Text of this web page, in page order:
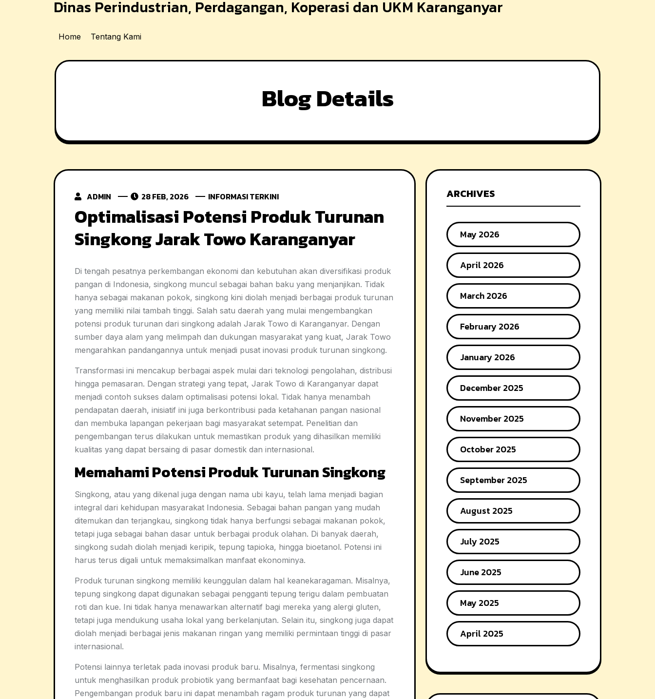
Dinas Perindustrian, Perdagangan, Koperasi dan UKM Karanganyar
Home Tentang Kami
Blog Details
ADMIN 28 FEB, 2026 INFORMASI TERKINI
Optimalisasi Potensi Produk Turunan
Singkong Jarak Towo Karanganyar
Di tengah pesatnya perkembangan ekonomi dan kebutuhan akan diversifikasi produk
pangan di Indonesia, singkong muncul sebagai bahan baku yang menjanjikan. Tidak
hanya sebagai makanan pokok, singkong kini diolah menjadi berbagai produk turunan
yang memiliki nilai tambah tinggi. Salah satu daerah yang mulai mengembangkan
potensi produk turunan dari singkong adalah Jarak Towo di Karanganyar. Dengan
sumber daya alam yang melimpah dan dukungan masyarakat yang kuat, Jarak Towo
mengarahkan pandangannya untuk menjadi pusat inovasi produk turunan singkong.
Transformasi ini mencakup berbagai aspek mulai dari teknologi pengolahan, distribusi
hingga pemasaran. Dengan strategi yang tepat, Jarak Towo di Karanganyar dapat
menjadi contoh sukses dalam optimalisasi potensi lokal. Tidak hanya menambah
pendapatan daerah, inisiatif ini juga berkontribusi pada ketahanan pangan nasional
dan membuka lapangan pekerjaan bagi masyarakat setempat. Penelitian dan
pengembangan terus dilakukan untuk memastikan produk yang dihasilkan memiliki
kualitas yang dapat bersaing di pasar domestik dan internasional.
Memahami Potensi Produk Turunan Singkong
Singkong, atau yang dikenal juga dengan nama ubi kayu, telah lama menjadi bagian
integral dari kehidupan masyarakat Indonesia. Sebagai bahan pangan yang mudah
ditemukan dan terjangkau, singkong tidak hanya berfungsi sebagai makanan pokok,
tetapi juga sebagai bahan dasar untuk berbagai produk olahan. Di banyak daerah,
singkong sudah diolah menjadi keripik, tepung tapioka, hingga bioetanol. Potensi ini
harus terus digali untuk memaksimalkan manfaat ekonominya.
Produk turunan singkong memiliki keunggulan dalam hal keanekaragaman. Misalnya,
tepung singkong dapat digunakan sebagai pengganti tepung terigu dalam pembuatan
roti dan kue. Ini tidak hanya menawarkan alternatif bagi mereka yang alergi gluten,
tetapi juga mendukung usaha lokal yang berkelanjutan. Selain itu, singkong juga dapat
diolah menjadi berbagai jenis makanan ringan yang memiliki permintaan tinggi di pasar
internasional.
Potensi lainnya terletak pada inovasi produk baru. Misalnya, fermentasi singkong
untuk menghasilkan produk probiotik yang bermanfaat bagi kesehatan pencernaan.
Pengembangan produk baru ini dapat menambah ragam produk turunan yang dapat
ARCHIVES
May 2026
April 2026
March 2026
February 2026
January 2026
December 2025
November 2025
October 2025
September 2025
August 2025
July 2025
June 2025
May 2025
April 2025